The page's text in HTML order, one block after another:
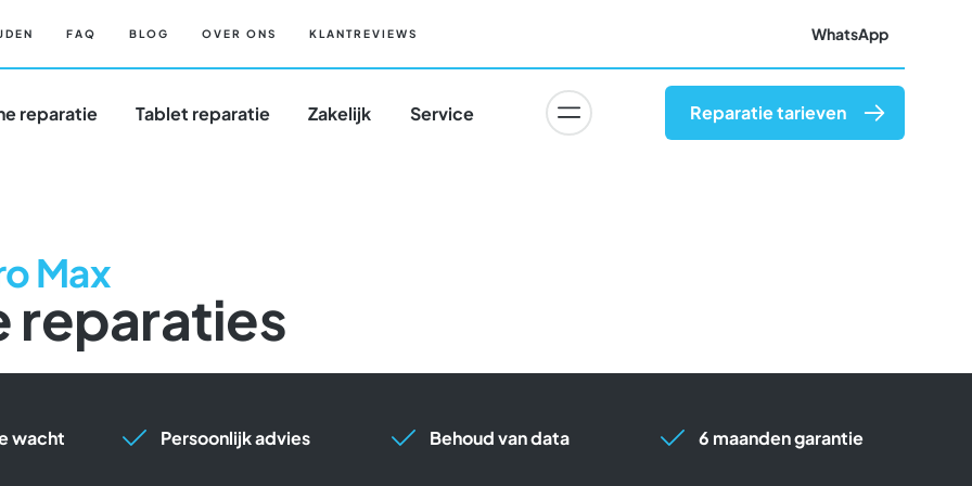
FAQ BLOG OVER ONS KLANTREVIEWS WhatsApp
reparatie Tablet reparatie Zakelijk Service Reparatie tarieven
Max
reparaties
wacht Persoonlijk advies Behoud van data 6 maanden garantie